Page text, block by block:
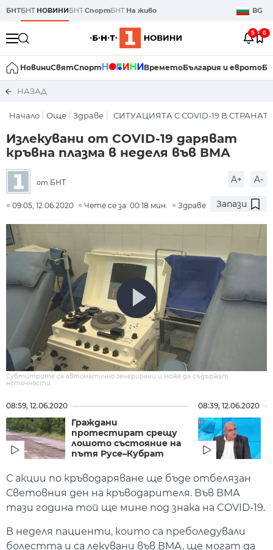
БНТБНТ НОВИНИБНТСпортБНТ На живо BG
5 0
НовиниСвятСпорт ВреметоБългария и еврото
НАЗАД
Начало Още Здраве СИТУАЦИЯТА С COVID-19 В
Излекувани от COVID-19 даряват
кръвна плазма в неделя във ВМА
от БНТ A+ A-
09:05, 12.06.2020 Чете се за: 00:18 мин. Здраве Запази
Субтитрите са автоматично генерирани и може да съдържат
неточности.
08:59, 12.06.2020
Граждани
протестират срещу
лошото състояние на
пътя Русе–Кубрат
08:39, 12.06.2020
С акции по кръводаряване ще бъде отбелязан
Световния ден на кръводарителя. Във ВМА
тази година той ще мине под знака на COVID-19.
В неделя пациенти, които са преболедували
болестта и са лекувани във ВМА, ще могат да